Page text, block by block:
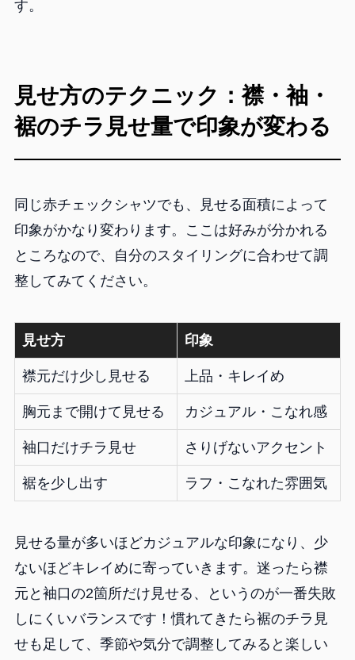
す。
見せ方のテクニック：襟・袖・
裾のチラ見せ量で印象が変わる
同じ赤チェックシャツでも、見せる面積によって
印象がかなり変わります。ここは好みが分かれる
ところなので、自分のスタイリングに合わせて調
整してみてください。
見せ方 印象
襟元だけ少し見せる 上品・キレイめ
胸元まで開けて見せる カジュアル・こなれ感
袖口だけチラ見せ さりげないアクセント
裾を少し出す ラフ・こなれた雰囲気
見せる量が多いほどカジュアルな印象になり、少
ないほどキレイめに寄っていきます。迷ったら襟
元と袖口の2箇所だけ見せる、というのが一番失敗
しにくいバランスです！慣れてきたら裾のチラ見
せも足して、季節や気分で調整してみると楽しい